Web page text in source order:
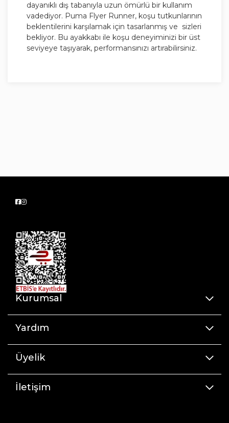
dayanıklı dış tabanıyla uzun ömürlü bir kullanım
vadediyor. Puma Flyer Runner, koşu tutkunlarının
beklentilerini karşılamak için tasarlanmış ve sizleri
bekliyor. Bu ayakkabı ile koşu deneyiminizi bir üst
seviyeye taşıyarak, performansınızı artırabilirsiniz.
LOGO: PUMA Cat Logosu Yanlarda PUMA
Kurumsal
Yardım
Üyelik
İletişim